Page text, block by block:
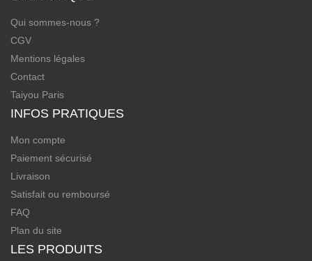
Qui sommes-nous ?
CGV
Mentions légales
Contact
Taiyou Paris
INFOS PRATIQUES
Mon compte
Paiement sécurisé
Livraison
Satisfait ou remboursé
FAQ
Plan du site
LES PRODUITS